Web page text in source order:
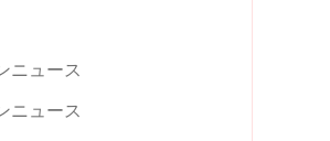
ニュース
ニュース